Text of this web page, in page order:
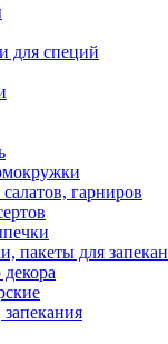
для специй
гарниров
пакеты для